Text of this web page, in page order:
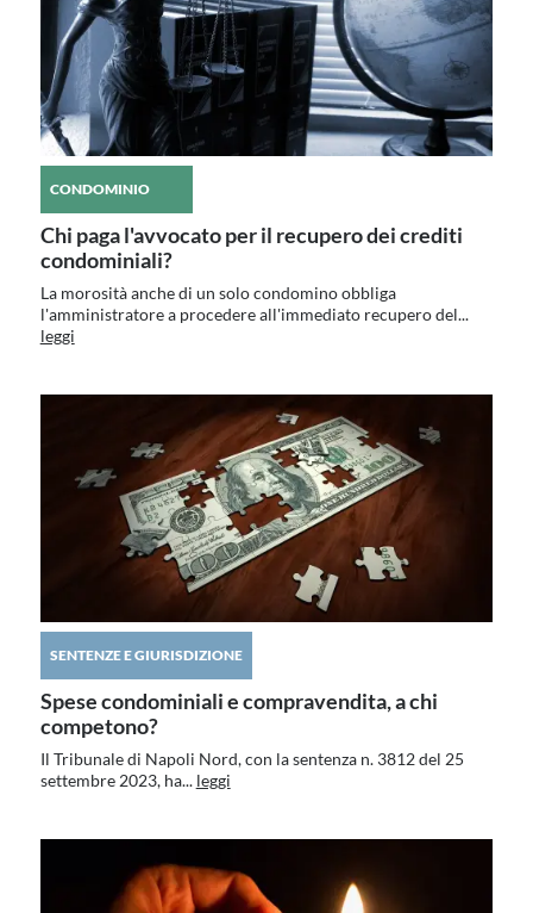
CONDOMINIO
Chi paga l'avvocato per il recupero dei crediti
condominiali?
La morosità anche di un solo condomino obbliga
l'amministratore a procedere all'immediato recupero del...
leggi
SENTENZE E GIURISDIZIONE
Spese condominiali e compravendita, a chi
competono?
Il Tribunale di Napoli Nord, con la sentenza n. 3812 del 25
settembre 2023, ha... leggi